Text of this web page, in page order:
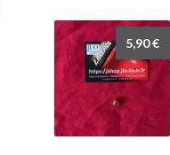
5,90€